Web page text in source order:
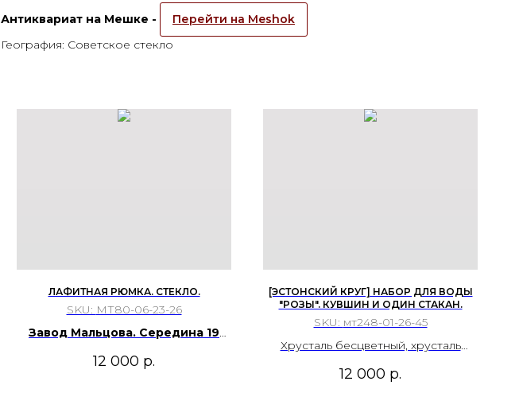
Антиквариат на Мешке -
Перейти на Meshok
География: Советское стекло
ЛАФИТНАЯ РЮМКА. СТЕКЛО.
SKU: МТ80-06-23-26
Завод Мальцова. Середина 19
12 000 р.
[ЭСТОНСКИЙ КРУГ] НАБОР ДЛЯ ВОДЫ
"РОЗЫ". КУВШИН И ОДИН СТАКАН.
SKU: мт248-01-26-45
Хрусталь бесцветный, хрусталь
12 000 р.